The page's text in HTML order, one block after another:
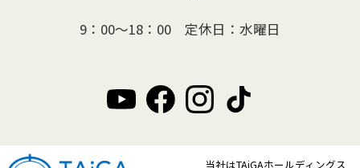
9：00～18：00 定休日：水曜日
当社はTAiGAホールディングス